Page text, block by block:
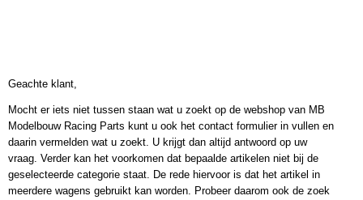
Geachte klant,
Mocht er iets niet tussen staan wat u zoekt op de webshop van MB
Modelbouw Racing Parts kunt u ook het contact formulier in vullen en
daarin vermelden wat u zoekt. U krijgt dan altijd antwoord op uw
vraag. Verder kan het voorkomen dat bepaalde artikelen niet bij de
geselecteerde categorie staat. De rede hiervoor is dat het artikel in
meerdere wagens gebruikt kan worden. Probeer daarom ook de zoek